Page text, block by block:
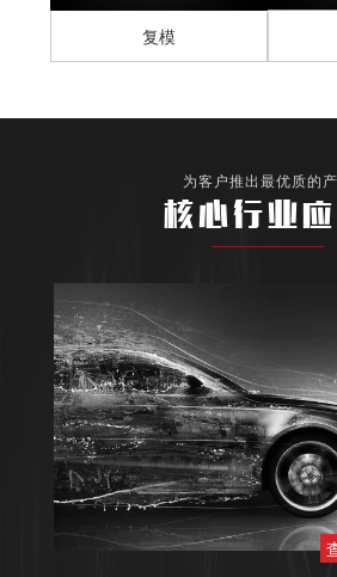
复模
为客户推出最优质的
核心行业